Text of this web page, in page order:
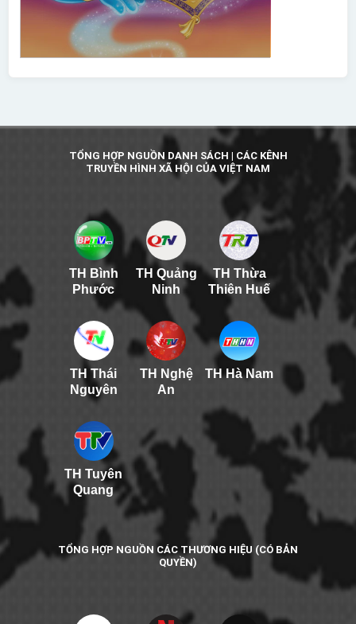
TỔNG HỢP NGUỒN DANH SÁCH | CÁC KÊNH
TRUYỀN HÌNH XÃ HỘI CỦA VIỆT NAM
TH Bình
Phước
TH Quảng
Ninh
TH Thừa
Thiên Huế
TH Thái
Nguyên
TH Nghệ
An
TH Hà Nam
TH Tuyên
Quang
TỔNG HỢP NGUỒN CÁC THƯƠNG HIỆU (CÓ BẢN
QUYỀN)